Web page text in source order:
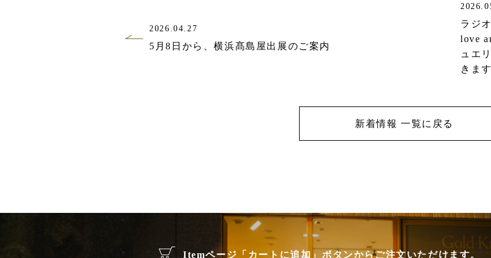
2026.04.27
5月8日から、横浜髙島屋出展のご案内
ラジ
love
ュエ
きます
新着情報 一覧に戻る
Itemページ「カートに追加」ボタンからご注文いただけます。